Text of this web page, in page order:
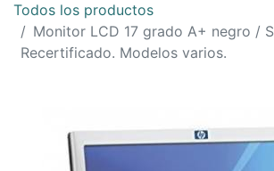
Todos los productos
Monitor LCD 17 grado A+ negro /
Recertificado. Modelos varios.